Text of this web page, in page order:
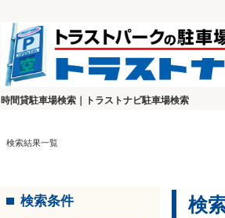
時間貸駐車場検索｜トラストナビ駐車場検索
検索結果一覧
検索条件 検